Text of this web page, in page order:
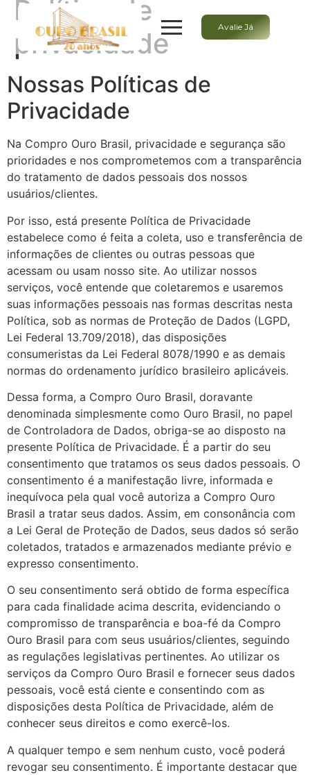
Avalie Já
Política de
privacidade
Nossas Políticas de
Privacidade
Na Compro Ouro Brasil, privacidade e segurança são
prioridades e nos comprometemos com a transparência
do tratamento de dados pessoais dos nossos
usuários/clientes.
Por isso, está presente Política de Privacidade
estabelece como é feita a coleta, uso e transferência de
informações de clientes ou outras pessoas que
acessam ou usam nosso site. Ao utilizar nossos
serviços, você entende que coletaremos e usaremos
suas informações pessoais nas formas descritas nesta
Política, sob as normas de Proteção de Dados (LGPD,
Lei Federal 13.709/2018), das disposições
consumeristas da Lei Federal 8078/1990 e as demais
normas do ordenamento jurídico brasileiro aplicáveis.
Dessa forma, a Compro Ouro Brasil, doravante
denominada simplesmente como Ouro Brasil, no papel
de Controladora de Dados, obriga-se ao disposto na
presente Política de Privacidade. É a partir do seu
consentimento que tratamos os seus dados pessoais. O
consentimento é a manifestação livre, informada e
inequívoca pela qual você autoriza a Compro Ouro
Brasil a tratar seus dados. Assim, em consonância com
a Lei Geral de Proteção de Dados, seus dados só serão
coletados, tratados e armazenados mediante prévio e
expresso consentimento.
O seu consentimento será obtido de forma específica
para cada finalidade acima descrita, evidenciando o
compromisso de transparência e boa-fé da Compro
Ouro Brasil para com seus usuários/clientes, seguindo
as regulações legislativas pertinentes. Ao utilizar os
serviços da Compro Ouro Brasil e fornecer seus dados
pessoais, você está ciente e consentindo com as
disposições desta Política de Privacidade, além de
conhecer seus direitos e como exercê-los.
A qualquer tempo e sem nenhum custo, você poderá
revogar seu consentimento. É importante destacar que